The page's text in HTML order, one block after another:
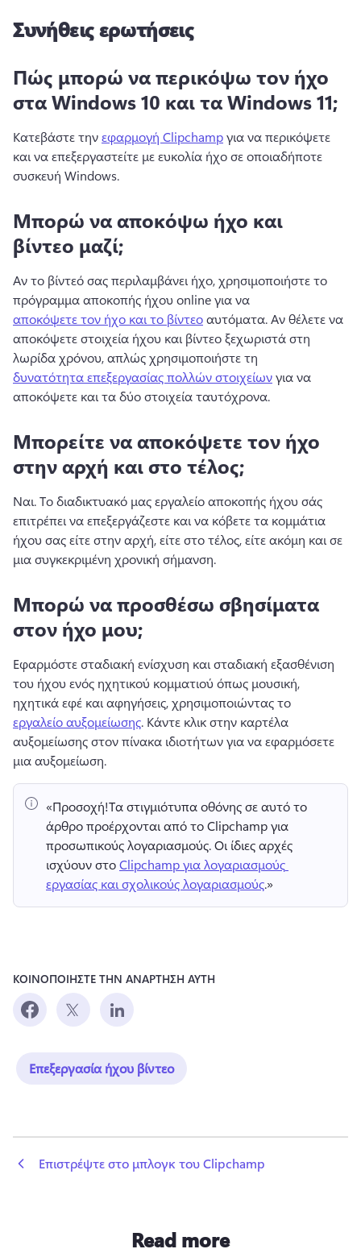
Συνήθεις ερωτήσεις
Πώς μπορώ να περικόψω τον ήχο
στα Windows 10 και τα Windows 11;
Κατεβάστε την εφαρμογή Clipchamp για να περικόψετε
και να επεξεργαστείτε με ευκολία ήχο σε οποιαδήποτε
συσκευή Windows.
Μπορώ να αποκόψω ήχο και
βίντεο μαζί;
Αν το βίντεό σας περιλαμβάνει ήχο, χρησιμοποιήστε το
πρόγραμμα αποκοπής ήχου online για να
αποκόψετε τον ήχο και το βίντεο αυτόματα. Αν θέλετε να
αποκόψετε στοιχεία ήχου και βίντεο ξεχωριστά στη
λωρίδα χρόνου, απλώς χρησιμοποιήστε τη
δυνατότητα επεξεργασίας πολλών στοιχείων για να
αποκόψετε και τα δύο στοιχεία ταυτόχρονα.
Μπορείτε να αποκόψετε τον ήχο
στην αρχή και στο τέλος;
Ναι. Το διαδικτυακό μας εργαλείο αποκοπής ήχου σάς
επιτρέπει να επεξεργάζεστε και να κόβετε τα κομμάτια
ήχου σας είτε στην αρχή, είτε στο τέλος, είτε ακόμη και σε
μια συγκεκριμένη χρονική σήμανση.
Μπορώ να προσθέσω σβησίματα
στον ήχο μου;
Εφαρμόστε σταδιακή ενίσχυση και σταδιακή εξασθένιση
του ήχου ενός ηχητικού κομματιού όπως μουσική,
ηχητικά εφέ και αφηγήσεις, χρησιμοποιώντας το
εργαλείο αυξομείωσης. Κάντε κλικ στην καρτέλα
αυξομείωσης στον πίνακα ιδιοτήτων για να εφαρμόσετε
μια αυξομείωση.
«Προσοχή!Τα στιγμιότυπα οθόνης σε αυτό το
άρθρο προέρχονται από το Clipchamp για
προσωπικούς λογαριασμούς. Οι ίδιες αρχές
ισχύουν στο Clipchamp για λογαριασμούς
εργασίας και σχολικούς λογαριασμούς.»
ΚΟΙΝΟΠΟΙΗΣΤΕ ΤΗΝ ΑΝΑΡΤΗΣΗ ΑΥΤΗ
Επεξεργασία ήχου βίντεο
Επιστρέψτε στο μπλογκ του Clipchamp
Read more